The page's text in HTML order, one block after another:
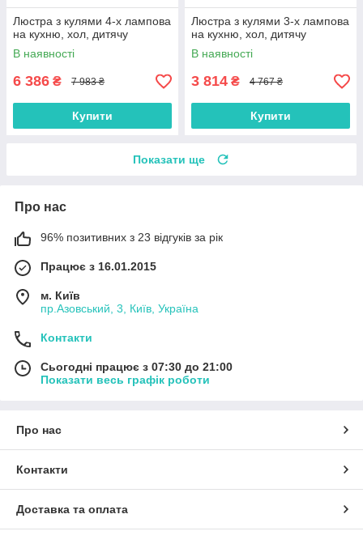
Люстра з кулями 4-х лампова
на кухню, хол, дитячу
В наявності
6 386 ₴ 7 983 ₴
Купити
Люстра з кулями 3-х лампова
на кухню, хол, дитячу
В наявності
3 814 ₴ 4 767 ₴
Купити
Показати ще
Про нас
96% позитивних з 23 відгуків за рік
Працює з 16.01.2015
м. Київ
пр.Азовський, 3, Київ, Україна
Контакти
Сьогодні працює з 07:30 до 21:00
Показати весь графік роботи
Про нас
Контакти
Доставка та оплата